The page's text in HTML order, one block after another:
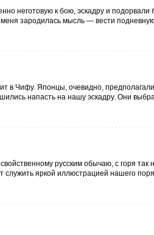
неготовую к бою, эскадру и
зародилась мысль — вести
в Чифу. Японцы, очевидно,
напасть на нашу эскадру. Они
русским обычаю, с горя
яркой иллюстрацией нашего